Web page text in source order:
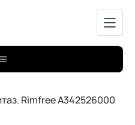
Rimfree A342526000